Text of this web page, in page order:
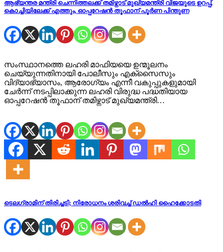
ആഭ്യന്തര മന്ത്രി ചെന്നിത്തലക്ക് തമിഴ്നാട് മുഖ്യമന്ത്രി വിജയുടെ ഉറപ്പ്,
കൊച്ചിയിലേക്ക് എത്തും, ഓപ്പറേഷൻ തൂഫാന് പൂർണ പിന്തുണ
സംസ്ഥാനത്തെ ലഹരി മാഫിയയെ ഉന്മൂലനം
ചെയ്യുന്നതിനായി പോലീസും എക്സൈസും
വിദ്യാഭ്യാസം, ആരോഗ്യം എന്നീ വകുപ്പുകളുമായി
ചേർന്ന് നടപ്പിലാക്കുന്ന ലഹരി വിരുദ്ധ പദ്ധതിയായ
ഓപ്പറേഷൻ തൂഫാന് തമിഴ്നാട് മുഖ്യമന്ത്രി…
ടെലഗ്രാമിന് തിരിച്ചടി; നിരോധനം ശരിവച്ച് ഡല്‍ഹി ഹൈക്കോടതി